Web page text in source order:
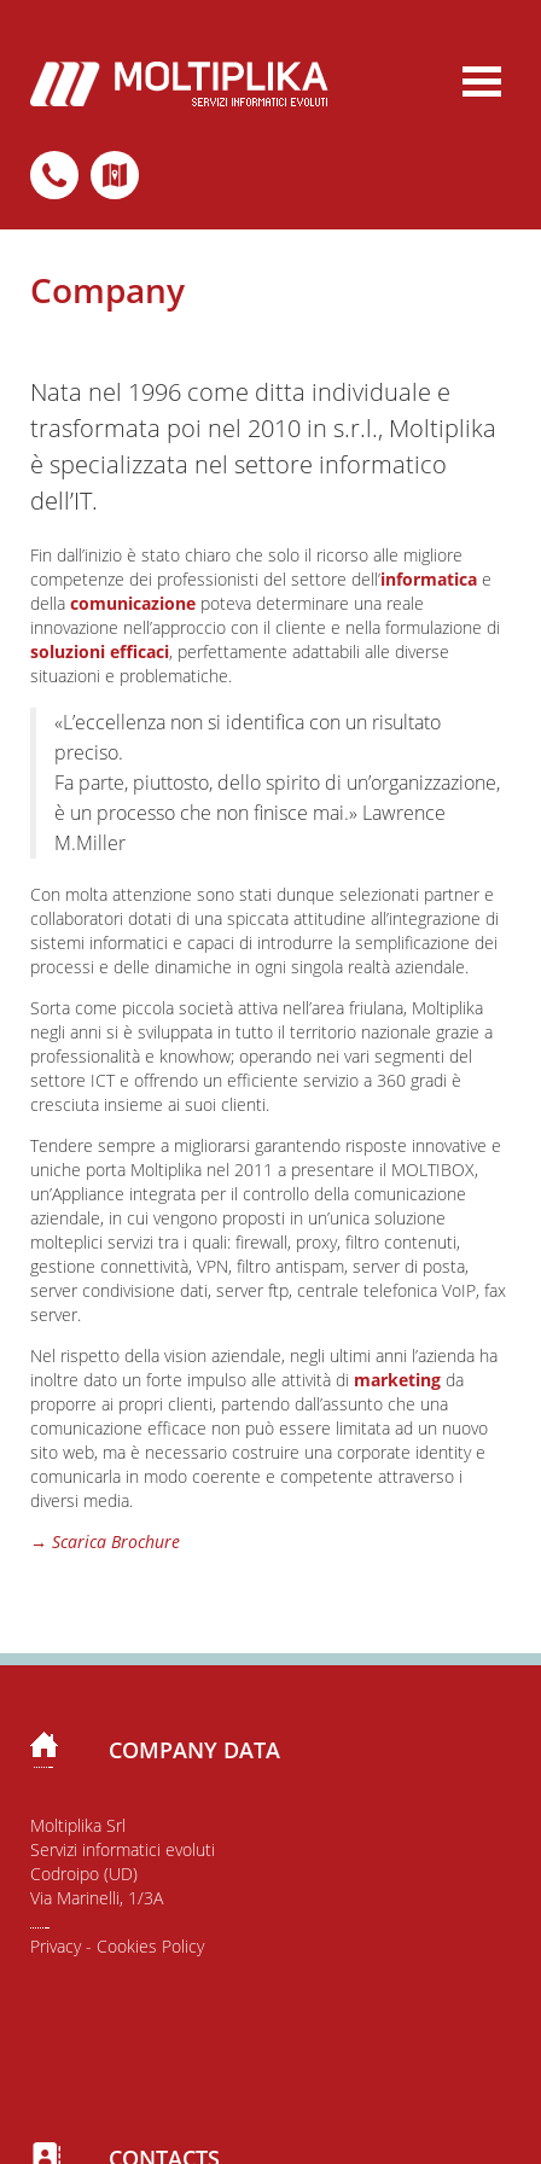
Company
Nata nel 1996 come ditta individuale e
trasformata poi nel 2010 in s.r.l., Moltiplika
è specializzata nel settore informatico
dell’IT.
Fin dall’inizio è stato chiaro che solo il ricorso alle migliore
competenze dei professionisti del settore dell’informatica e
della comunicazione poteva determinare una reale
innovazione nell’approccio con il cliente e nella formulazione di
soluzioni efficaci, perfettamente adattabili alle diverse
situazioni e problematiche.
«L’eccellenza non si identifica con un risultato
preciso.
Fa parte, piuttosto, dello spirito di un’organizzazione,
è un processo che non finisce mai.» Lawrence
M.Miller
Con molta attenzione sono stati dunque selezionati partner e
collaboratori dotati di una spiccata attitudine all’integrazione di
sistemi informatici e capaci di introdurre la semplificazione dei
processi e delle dinamiche in ogni singola realtà aziendale.
Sorta come piccola società attiva nell’area friulana, Moltiplika
negli anni si è sviluppata in tutto il territorio nazionale grazie a
professionalità e knowhow; operando nei vari segmenti del
settore ICT e offrendo un efficiente servizio a 360 gradi è
cresciuta insieme ai suoi clienti.
Tendere sempre a migliorarsi garantendo risposte innovative e
uniche porta Moltiplika nel 2011 a presentare il MOLTIBOX,
un’Appliance integrata per il controllo della comunicazione
aziendale, in cui vengono proposti in un’unica soluzione
molteplici servizi tra i quali: firewall, proxy, filtro contenuti,
gestione connettività, VPN, filtro antispam, server di posta,
server condivisione dati, server ftp, centrale telefonica VoIP, fax
server.
Nel rispetto della vision aziendale, negli ultimi anni l’azienda ha
inoltre dato un forte impulso alle attività di marketing da
proporre ai propri clienti, partendo dall’assunto che una
comunicazione efficace non può essere limitata ad un nuovo
sito web, ma è necessario costruire una corporate identity e
comunicarla in modo coerente e competente attraverso i
diversi media.
→ Scarica Brochure
COMPANY DATA
Moltiplika Srl
Servizi informatici evoluti
Codroipo (UD)
Via Marinelli, 1/3A
Privacy- Cookies Policy
CONTACTS